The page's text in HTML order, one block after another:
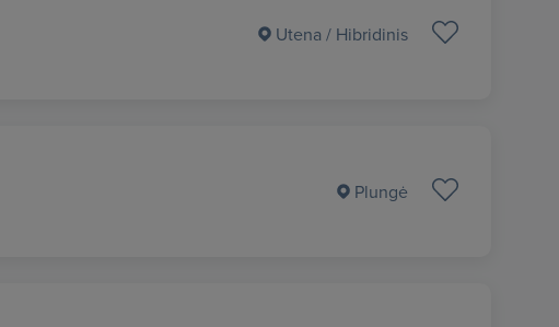
Utena / Hibridinis
Plungė